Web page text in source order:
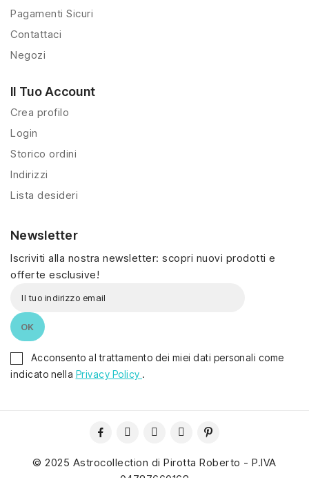
Pagamenti Sicuri
Contattaci
Negozi
Il Tuo Account
Crea profilo
Login
Storico ordini
Indirizzi
Lista desideri
Newsletter
Iscriviti alla nostra newsletter: scopri nuovi prodotti e
offerte esclusive!
Acconsento al trattamento dei miei dati personali come
indicato nella Privacy Policy .
© 2025 Astrocollection di Pirotta Roberto - P.IVA